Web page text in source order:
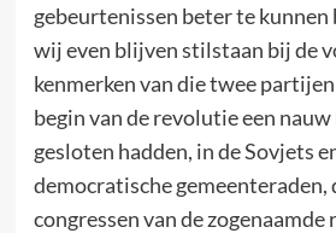
gebeurtenissen beter te
wij even blijven stilstaan bij de
kenmerken van die twee
begin van de revolutie een
gesloten hadden, in de Sovjets
democratische gemeenteraden,
congressen van de